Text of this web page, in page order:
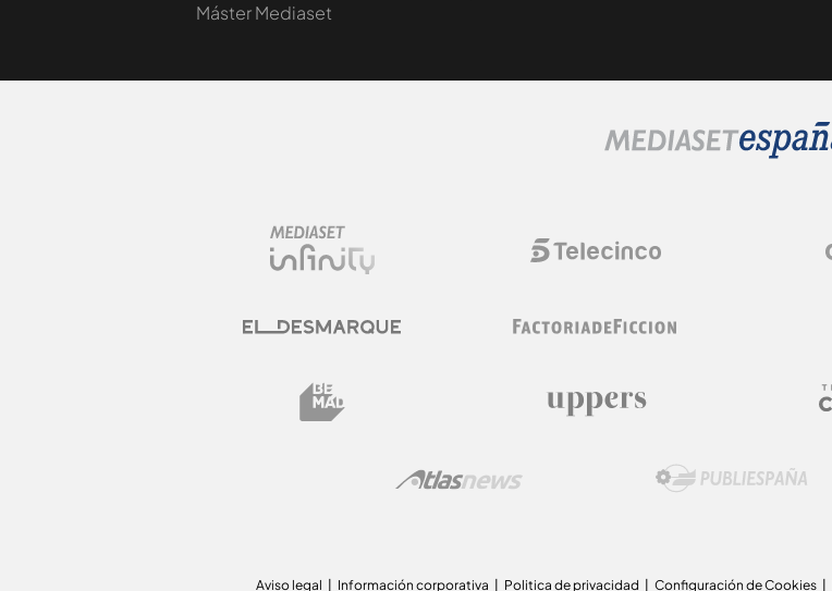
Máster Mediaset
Aviso legal Información corporativa Politica de privacidad Configuración de Cookies